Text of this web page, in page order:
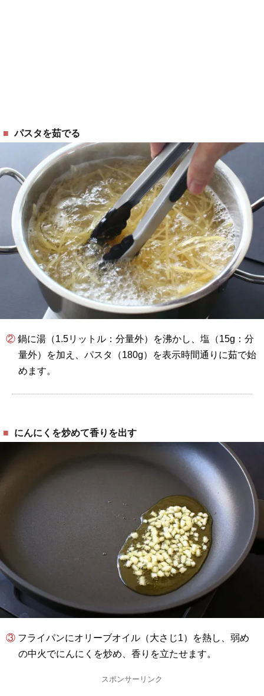
パスタを茹でる
② 鍋に湯（1.5リットル：分量外）を沸かし、塩（15g：分
量外）を加え、パスタ（180g）を表示時間通りに茹で始
めます。
にんにくを炒めて香りを出す
③ フライパンにオリーブオイル（大さじ1）を熱し、弱め
の中火でにんにくを炒め、香りを立たせます。
スポンサーリンク